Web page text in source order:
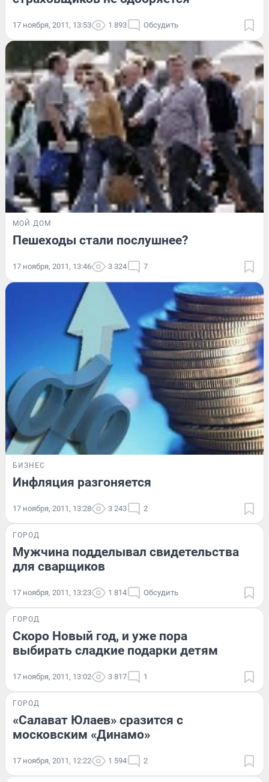
17 ноября, 2011, 13:53 1 893 Обсудить
МОЙ ДОМ
Пешеходы стали послушнее?
17 ноября, 2011, 13:46 3 324 7
БИЗНЕС
Инфляция разгоняется
17 ноября, 2011, 13:28 3 243 2
ГОРОД
Мужчина подделывал свидетельства
для сварщиков
17 ноября, 2011, 13:23 1 814 Обсудить
ГОРОД
Скоро Новый год, и уже пора
выбирать сладкие подарки детям
17 ноября, 2011, 13:02 3 817 1
ГОРОД
«Салават Юлаев» сразится с
московским «Динамо»
17 ноября, 2011, 12:22 1 594 2